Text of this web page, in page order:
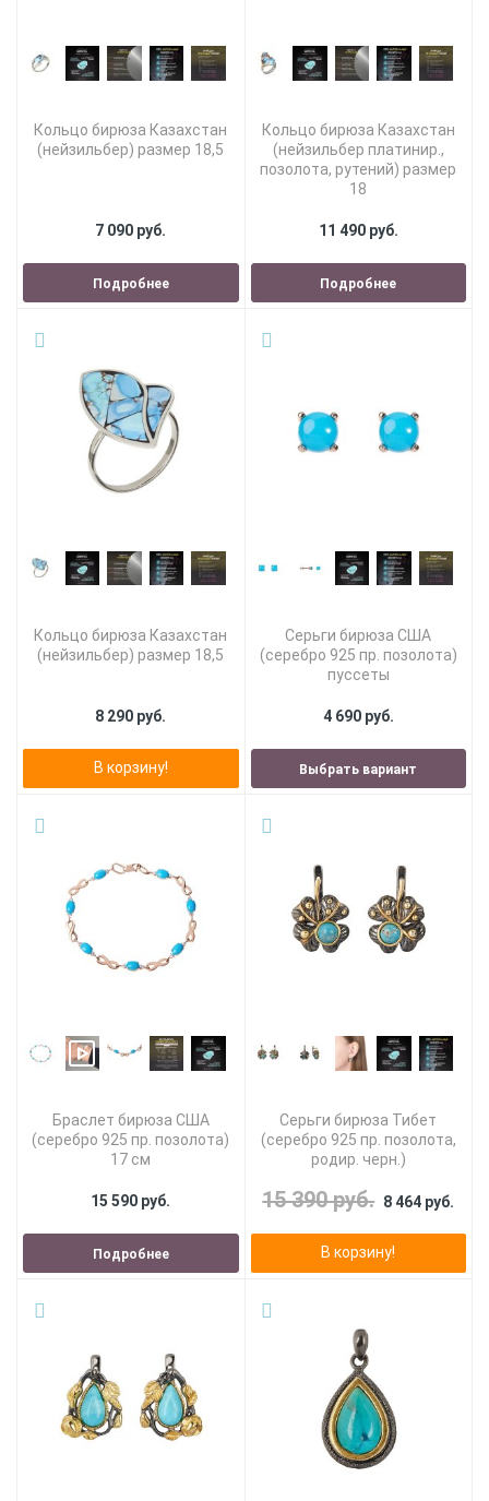
Кольцо бирюза Казахстан
(нейзильбер) размер 18,5
7 090 руб.
Подробнее
Кольцо бирюза Казахстан
(нейзильбер платинир.,
позолота, рутений) размер
18
11 490 руб.
Подробнее
Кольцо бирюза Казахстан
(нейзильбер) размер 18,5
8 290 руб.
В корзину!
Серьги бирюза США
(серебро 925 пр. позолота)
пуссеты
4 690 руб.
Выбрать вариант
Браслет бирюза США
(серебро 925 пр. позолота)
17 см
15 590 руб.
Подробнее
Серьги бирюза Тибет
(серебро 925 пр. позолота,
родир. черн.)
15 390 руб. 8 464 руб.
В корзину!